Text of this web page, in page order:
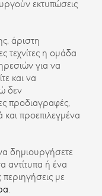
εκτυπώσεις
άριστη
τεχνίτες η ομάδα
για να
και να
δεν
προδιαγραφές,
και προεπιλεγμένα
δημιουργήσετε
αντίτυπα ή ένα
περιηγήσεις με
.